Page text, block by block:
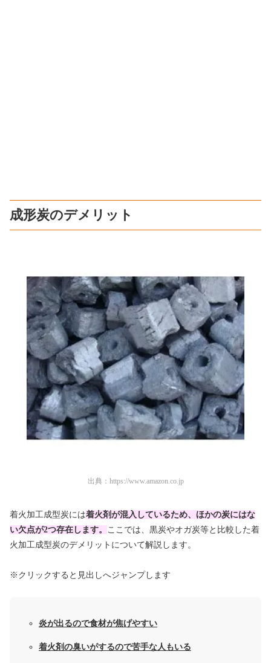
成形炭のデメリット
出典： https://www.amazon.co.jp
着火加工成型炭には着火剤が混入しているため、ほかの炭にはな
い欠点が2つ存在します。
ここでは、黒炭やオガ炭等と比較した着
火加工成型炭のデメリットについて解説します。
※クリックすると見出しへジャンプします
炎が出るので食材が焦げやすい
着火剤の臭いがするので苦手な人もいる